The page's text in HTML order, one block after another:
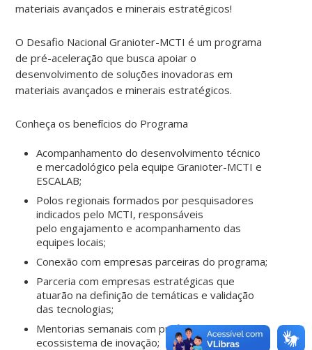
materiaisavançados e minerais estratégicos!
O Desafio Nacional Granioter-MCTI é um programa
de pré-aceleração que buscaapoiar o
desenvolvimento de soluções inovadoras em
materiais avançados e mineraisestratégicos.
Conheça os benefícios do Programa
Acompanhamento do desenvolvimento técnico
e mercadológico pela equipeGranioter-MCTI e
ESCALAB;
Polos regionais formados por pesquisadores
indicados pelo MCTI, responsáveis
peloengajamento e acompanhamento das
equipes locais;
Conexão com empresas parceiras do programa;
Parceria com empresas estratégicas que
atuarão na definição de temáticas evalidação
das tecnologias;
Mentorias semanais com profissionais do
ecossistema de inovação;